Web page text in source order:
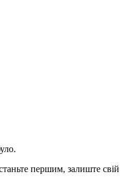
першим, залиште свій